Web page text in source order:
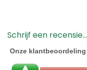
Schrijf een recensie...